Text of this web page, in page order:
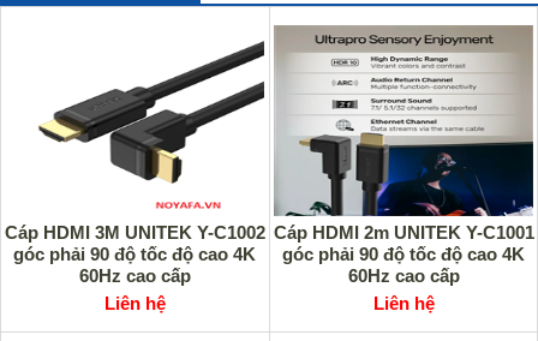
Cáp HDMI 3M UNITEK Y-C1002
góc phải 90 độ tốc độ cao 4K
60Hz cao cấp
Liên hệ
Cáp HDMI 2m UNITEK Y-C1001
góc phải 90 độ tốc độ cao 4K
60Hz cao cấp
Liên hệ